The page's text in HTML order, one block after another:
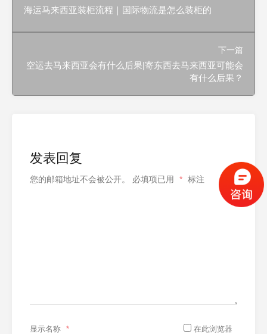
海运马来西亚装柜流程｜国际物流是怎么装柜的
下一篇
空运去马来西亚会有什么后果|寄东西去马来西亚可能会
有什么后果？
发表回复
您的邮箱地址不会被公开。 必填项已用 * 标注
显示名称 *
在此浏览器